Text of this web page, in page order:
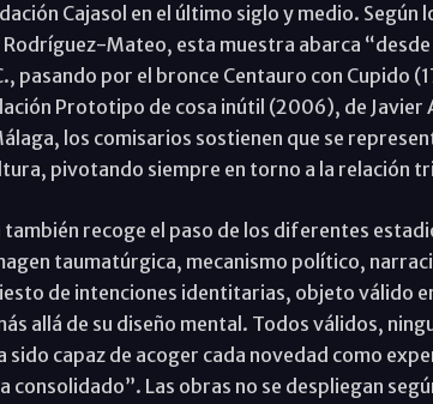
Cajasol en el último siglo y medio.
Rodríguez-Mateo, esta muestra abarca
pasando por el bronce Centauro con Cupido
Prototipo de cosa inútil (2006), de Javier
los comisarios sostienen que se
pivotando siempre en torno a la relación
también recoge el paso de los diferentes
taumatúrgica, mecanismo político,
de intenciones identitarias, objeto válido
allá de su diseño mental. Todos válidos,
sido capaz de acoger cada novedad como
consolidado”. Las obras no se despliegan